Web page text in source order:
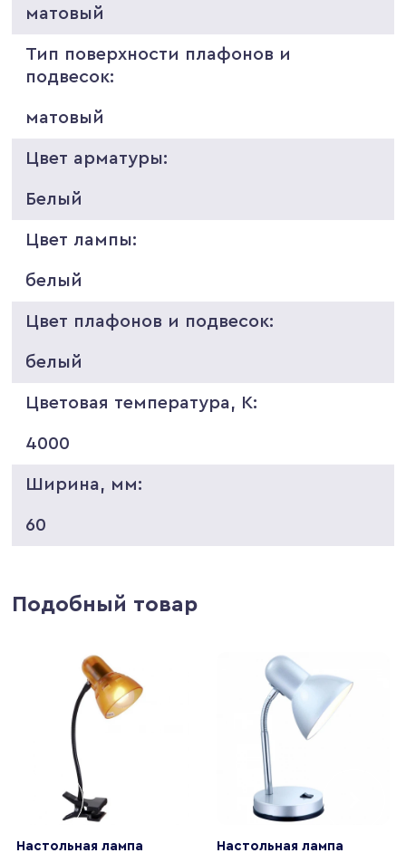
матовый
Тип поверхности плафонов и
подвесок:
матовый
Цвет арматуры:
Белый
Цвет лампы:
белый
Цвет плафонов и подвесок:
белый
Цветовая температура, K:
4000
Ширина, мм:
60
Подобный товар
Настольная лампа
Настольная лампа